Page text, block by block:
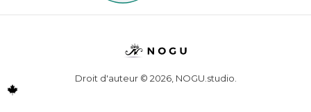
Droit d'auteur © 2026, NOGU.studio.